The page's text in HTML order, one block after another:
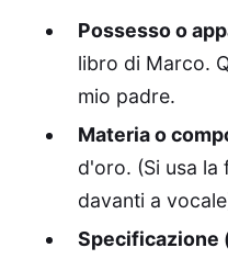
Possesso o
libro di Marco.
mio padre.
Materia o
d'oro. (Si usa
davanti a
Specificazione